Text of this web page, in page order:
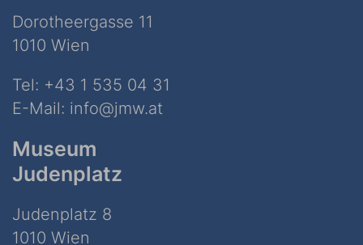
Dorotheergasse 11
1010 Wien
Tel: +43 1 535 04 31
E-Mail: info@jmw.at
Museum
Judenplatz
Judenplatz 8
1010 Wien